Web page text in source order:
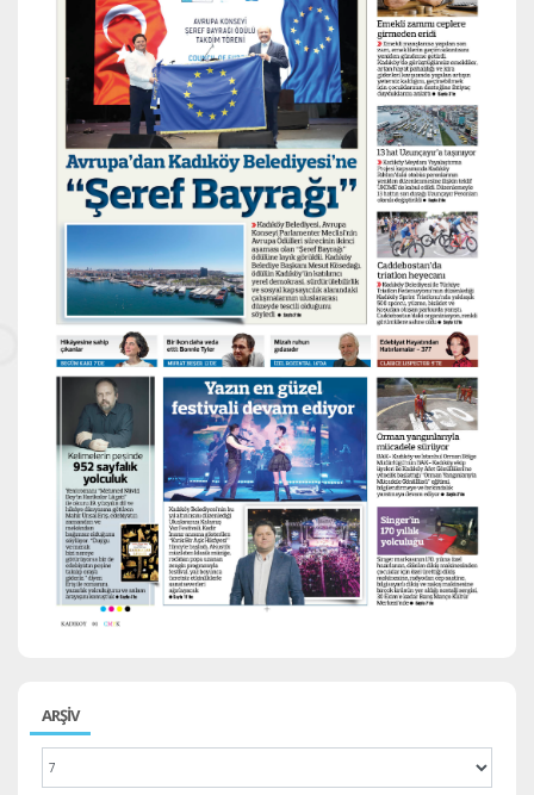
ARŞİV